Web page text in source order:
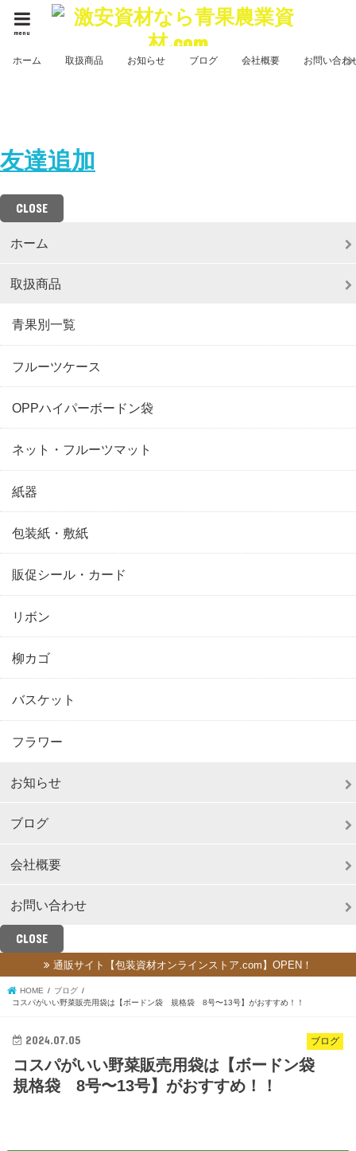
menu
ホーム 取扱商品 お知らせ ブログ 会社概要 お問い合わ
友達追加
CLOSE
ホーム
取扱商品
青果別一覧
フルーツケース
OPPハイパーボードン袋
ネット・フルーツマット
紙器
包装紙・敷紙
販促シール・カード
リボン
柳カゴ
バスケット
フラワー
お知らせ
ブログ
会社概要
お問い合わせ
CLOSE
通販サイト【包装資材オンラインストア.com】OPEN！
HOME
ブログ
コスパがいい野菜販売用袋は【ボードン袋 規格袋 8号〜13号】がおすすめ！！
ブログ
2024.07.05
コスパがいい野菜販売用袋は【ボードン袋
規格袋 8号〜13号】がおすすめ！！